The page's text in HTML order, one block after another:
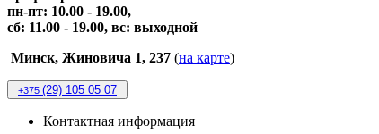
пн-пт: 10.00 - 19.00,
сб: 11.00 - 19.00, вс: выходной
Минск, Жиновича 1, 237 (на карте)
+375 (29) 105 05 07
Контактная информация